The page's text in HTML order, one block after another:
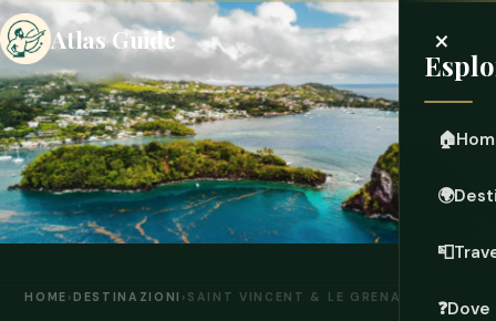
Atlas Guide ×
🏠
🌍
📮
❓Dove
HOME ›DESTINAZIONI › SAINT VINCENT & LE GRENADINE